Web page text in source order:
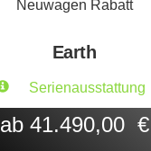
Earth
Serienausstattung
ab 41.490,00 €